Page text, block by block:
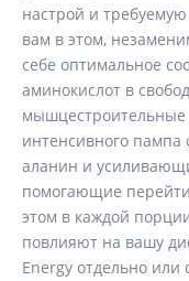
настрой и
вам в этом,
себе оптимальное
аминокислот в
мышцестроительные
интенсивного пампа
аланин и
помогающие
этом в каждой
повлияют на вашу
Energy отдельно